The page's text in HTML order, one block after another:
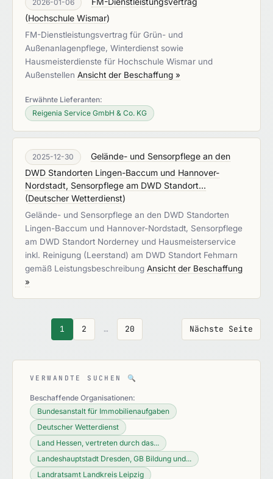
2026-01-06
(Hochschule Wismar)
FM-Dienstleistungsvertrag für Grün- und
Außenanlagenpflege, Winterdienst sowie
Hausmeisterdienste für Hochschule Wismar und
Außenstellen Ansicht der Beschaffung »
Erwähnte Lieferanten:
Reigenia Service GmbH & Co. KG
2025-12-30
Gelände- und Sensorpflege an den
DWD Standorten Lingen-Baccum und Hannover-
Nordstadt, Sensorpflege am DWD Standort...
(Deutscher Wetterdienst)
Gelände- und Sensorpflege an den DWD Standorten
Lingen-Baccum und Hannover-Nordstadt, Sensorpflege
am DWD Standort Norderney und Hausmeisterservice
inkl. Reinigung (Leerstand) am DWD Standort Fehmarn
gemäß Leistungsbeschreibung Ansicht der Beschaffung
»
Nächste Seite
1 2 … 20
VERWANDTE SUCHEN 🔍
Beschaffende Organisationen:
Bundesanstalt für Immobilienaufgaben
Deutscher Wetterdienst
Land Hessen, vertreten durch das...
Landeshauptstadt Dresden, GB Bildung und...
Landratsamt Landkreis Leipzig